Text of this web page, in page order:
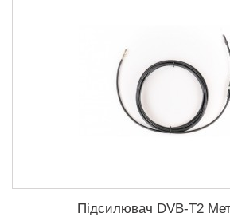
Підсилювач DVB-T2